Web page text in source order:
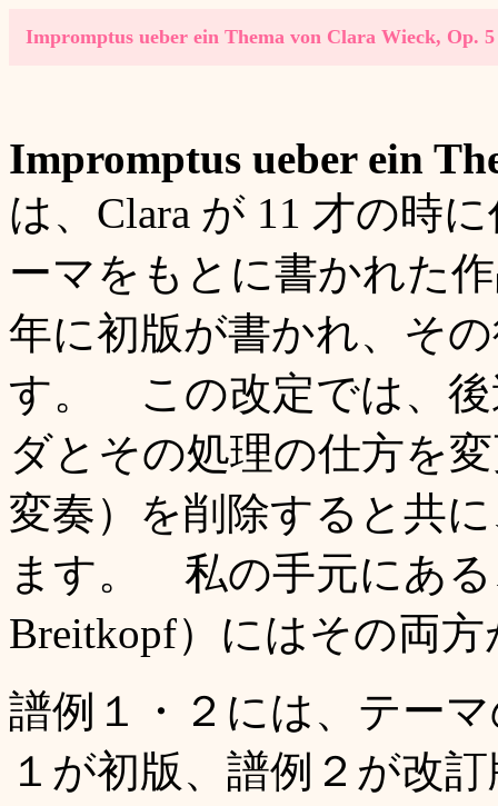
Impromptus ueber ein Thema von Clara Wieck, Op. 5
Impromptus ueber ein
は、Clara が 11 才の時
ーマをもとに書かれた
年に初版が書かれ、そ
す。 この改定では、後
ダとその処理の仕方を
変奏）を削除すると共
ます。 私の手元にある
Breitkopf）にはその両
譜例１・２には、テー
１が初版、譜例２が改